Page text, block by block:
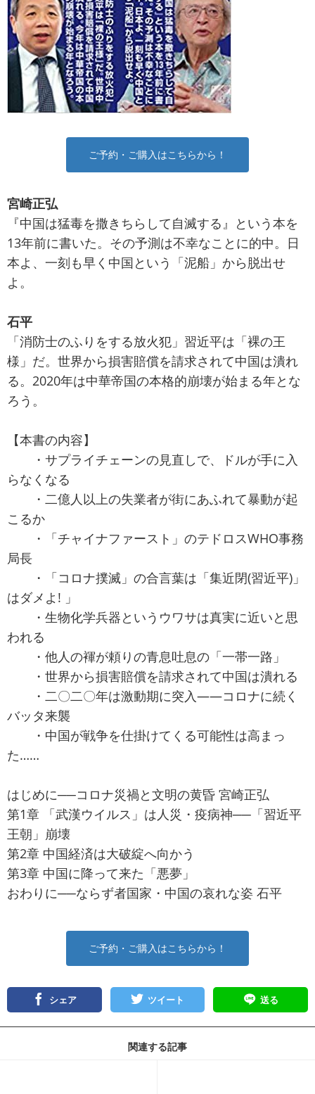
ご予約・ご購入はこちらから！
宮崎正弘
『中国は猛毒を撒きちらして自滅する』という本を
13年前に書いた。その予測は不幸なことに的中。日
本よ、一刻も早く中国という「泥船」から脱出せ
よ。
石平
「消防士のふりをする放火犯」習近平は「裸の王
様」だ。世界から損害賠償を請求されて中国は潰れ
る。2020年は中華帝国の本格的崩壊が始まる年とな
ろう。
【本書の内容】
・サプライチェーンの見直しで、ドルが手に入
らなくなる
・二億人以上の失業者が街にあふれて暴動が起
こるか
・「チャイナファースト」のテドロスWHO事務
局長
・「コロナ撲滅」の合言葉は「集近閉(習近平)」
はダメよ! 」
・生物化学兵器というウワサは真実に近いと思
われる
・他人の褌が頼りの青息吐息の「一帯一路」
・世界から損害賠償を請求されて中国は潰れる
・二〇二〇年は激動期に突入――コロナに続く
バッタ来襲
・中国が戦争を仕掛けてくる可能性は高まっ
た……
はじめに──コロナ災禍と文明の黄昏 宮崎正弘
第1章 「武漢ウイルス」は人災・疫病神──「習近平
王朝」崩壊
第2章 中国経済は大破綻へ向かう
第3章 中国に降って来た「悪夢」
おわりに──ならず者国家・中国の哀れな姿 石平
ご予約・ご購入はこちらから！
シェア ツイート 送る
関連する記事